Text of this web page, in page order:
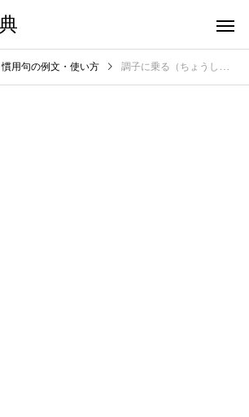
慣用句の例文・使い方 調子に乗る（ちょうしにのる）